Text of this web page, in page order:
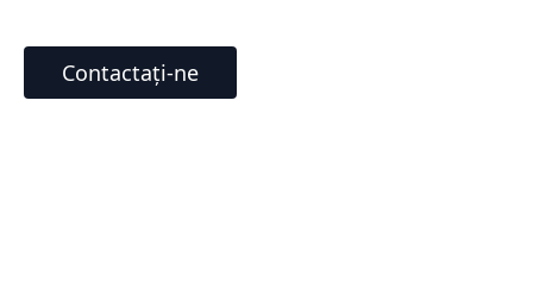
Contactați-ne